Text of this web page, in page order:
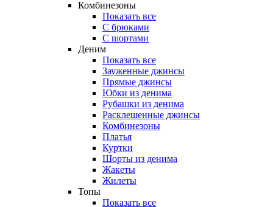
Комбинезоны
Показать все
С брюками
С шортами
Деним
Показать все
Зауженные джинсы
Прямые джинсы
Юбки из денима
Рубашки из денима
Расклешенные джинсы
Комбинезоны
Платья
Куртки
Шорты из денима
Жакеты
Жилеты
Топы
Показать все